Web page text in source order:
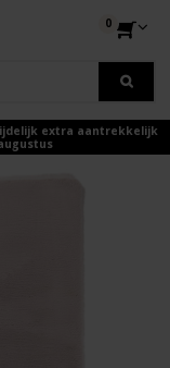
0
extra aantrekkelijk